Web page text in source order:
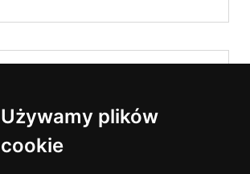
Używamy plików
cookie